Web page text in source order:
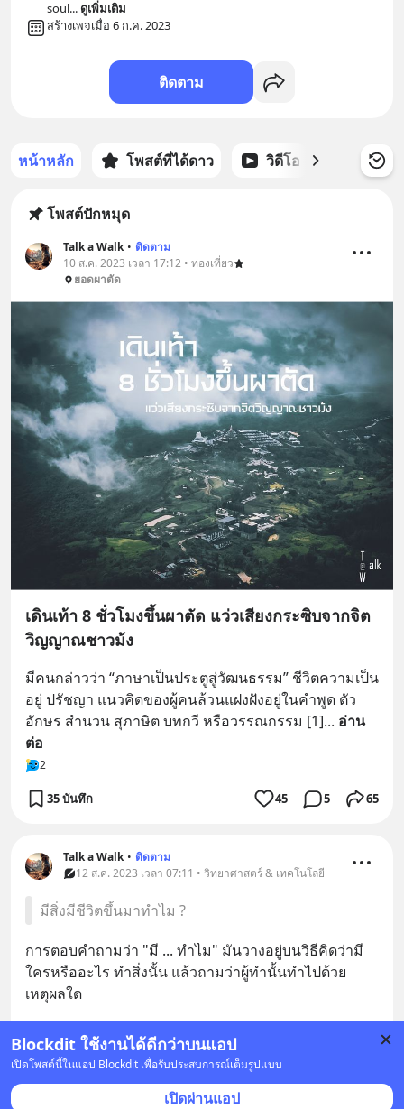
Blockdit ใช้งานได้ดีกว่าบนแอป
เปิดโพสต์นี้ในแอป Blockdit เพื่อรับประสบการณ์เต็มรูปแบบ
เปิดผ่านแอป
soul... ดูเพิ่มเติม
สร้างเพจเมื่อ 6 ก.ค. 2023
ติดตาม
หน้าหลัก โพสต์ที่ได้ดาว วิดีโอ พอดแ
โพสต์ปักหมุด
Talk a Walk • ติดตาม
10 ส.ค. 2023 เวลา 17:12 • ท่องเที่ยว
ยอดผาตัด
เดินเท้า 8 ชั่วโมงขึ้นผาตัด แว่วเสียงกระซิบจากจิต
วิญญาณชาวม้ง
มีคนกล่าวว่า “ภาษาเป็นประตูสู่วัฒนธรรม” ชีวิตความเป็น
อยู่ ปรัชญา แนวคิดของผู้คนล้วนแฝงฝังอยู่ในคำพูด ตัว
อักษร สำนวน สุภาษิต บทกวี หรือวรรณกรรม [1]... อ่าน
ต่อ
2
35 บันทึก 45 5 65
Talk a Walk • ติดตาม
12 ส.ค. 2023 เวลา 07:11 • วิทยาศาสตร์ & เทคโนโลยี
มีสิ่งมีชีวิตขึ้นมาทำไม ?
การตอบคำถามว่า "มี ... ทำไม" มันวางอยู่บนวิธีคิดว่ามี
ใครหรืออะไร ทำสิ่งนั้น แล้วถามว่าผู้ทำนั้นทำไปด้วย
เหตุผลใด
มี..... ดูเพิ่มเติม
บันทึก 2